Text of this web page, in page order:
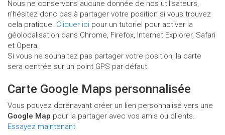
Nous ne conservons aucune donnée de nos utilisateurs,
n'hésitez donc pas à partager votre position si vous trouvez
cela pratique. Cliquer ici pour un tutoriel pour activer la
géolocalisation dans Chrome, Firefox, Internet Explorer, Safari
et Opera.
Si vous ne souhaitez pas partager votre position, la carte
sera centrée sur un point GPS par défaut.
Carte Google Maps personnalisée
Vous pouvez dorénavant créer un lien personnalisé vers une
Google Map pour la partager avec vos amis ou clients.
Essayez maintenant.